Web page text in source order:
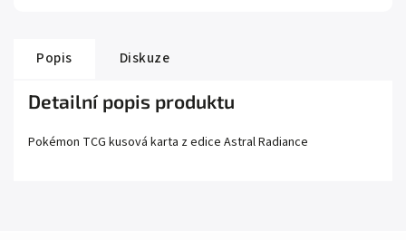
Popis Diskuze
Detailní popis produktu
Pokémon TCG kusová karta z edice Astral Radiance